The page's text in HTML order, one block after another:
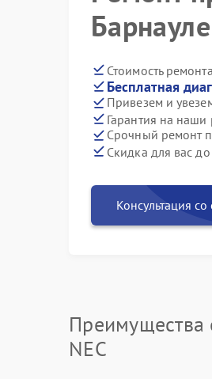
Барнауле
Стоимость ремонта
Бесплатная
Привезем и
Гарантия на наши
Срочный ремонт
Скидка для вас до
Консультация
Преимущества
NEC